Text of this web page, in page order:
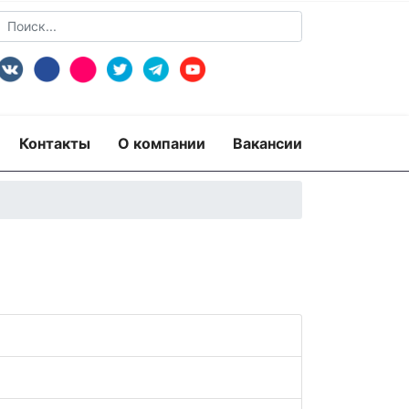
Контакты О компании Вакансии
документов
технике безопасности